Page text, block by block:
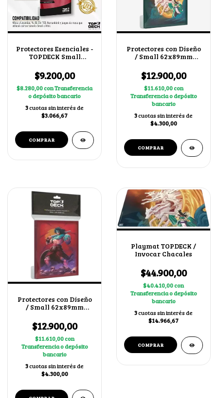
Protectores Esenciales -
TOPDECK Small
$9.200,00
$8.280,00conTransferencia
o depósito bancario
3cuotas sin interés de
$3.066,67
Protectores con Diseño
/ Small 62x89mm
$12.900,00
$11.610,00con
Transferencia o depósito
bancario
3cuotas sin interés de
$4.300,00
Protectores con Diseño
/ Small 62x89mm
$12.900,00
$11.610,00con
Transferencia o depósito
bancario
3cuotas sin interés de
$4.300,00
Playmat TOPDECK /
Invocar Chacales
$44.900,00
$40.410,00con
Transferencia o depósito
bancario
3cuotas sin interés de
$14.966,67